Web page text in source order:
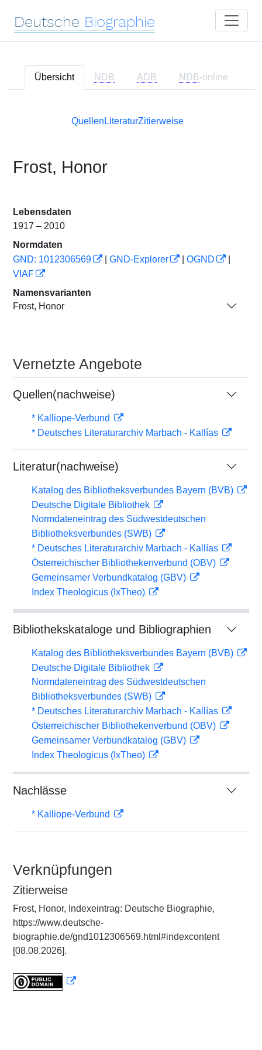
Deutsche Biographie
Übersicht NDB ADB NDB-online
Quellen LiteraturZitierweise
Frost, Honor
Lebensdaten
1917 – 2010
Normdaten
GND: 1012306569
GND-Explorer OGND
VIAF
Namensvarianten
Frost, Honor
Vernetzte Angebote
Quellen(nachweise)
* Kalliope-Verbund
* Deutsches Literaturarchiv Marbach - Kallías
Literatur(nachweise)
Katalog des Bibliotheksverbundes Bayern (BVB)
Deutsche Digitale Bibliothek
Normdateneintrag des Südwestdeutschen
Bibliotheksverbundes (SWB)
* Deutsches Literaturarchiv Marbach - Kallías
Österreichischer Bibliothekenverbund (OBV)
Gemeinsamer Verbundkatalog (GBV)
Index Theologicus (IxTheo)
Bibliothekskataloge und Bibliographien
Katalog des Bibliotheksverbundes Bayern (BVB)
Deutsche Digitale Bibliothek
Normdateneintrag des Südwestdeutschen
Bibliotheksverbundes (SWB)
* Deutsches Literaturarchiv Marbach - Kallías
Österreichischer Bibliothekenverbund (OBV)
Gemeinsamer Verbundkatalog (GBV)
Index Theologicus (IxTheo)
Nachlässe
* Kalliope-Verbund
Verknüpfungen
Zitierweise
Frost, Honor, Indexeintrag: Deutsche Biographie,
https://www.deutsche-
biographie.de/gnd1012306569.html#indexcontent
[08.08.2026].